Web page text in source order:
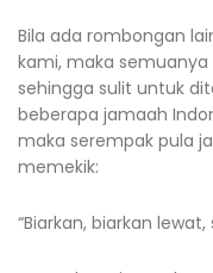
Bila ada rombongan
kami, maka
sehingga sulit untuk
beberapa jamaah
maka serempak pula
memekik:
“Biarkan, biarkan